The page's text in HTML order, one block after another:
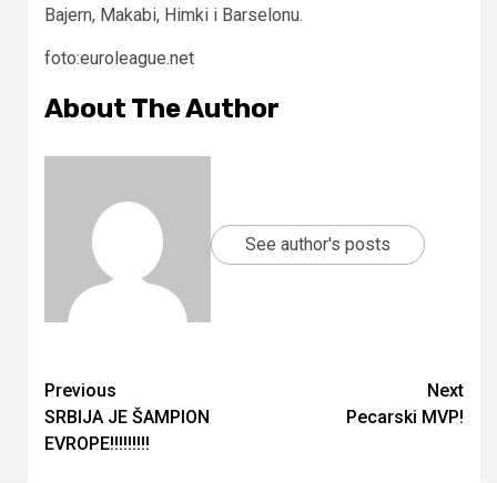
Bajern, Makabi, Himki i Barselonu.
foto:euroleague.net
About The Author
See author's posts
Continue
Reading
Previous
SRBIJA JE ŠAMPION
EVROPE!!!!!!!!!
Next
Pecarski MVP!